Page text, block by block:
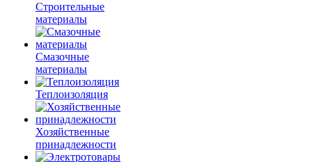
Строительные
материалы
Смазочные
материалы
Теплоизоляция
Хозяйственные
принадлежности